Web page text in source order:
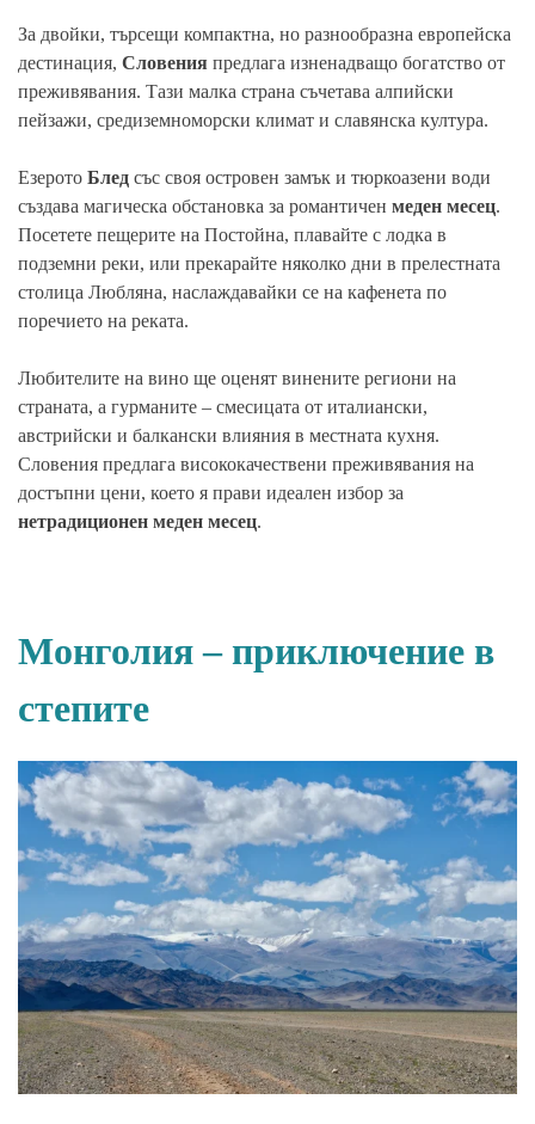
За двойки, търсещи компактна, но разнообразна европейска
дестинация, Словения предлага изненадващо богатство от
преживявания. Тази малка страна съчетава алпийски
пейзажи, средиземноморски климат и славянска култура.
Езерото Блед със своя островен замък и тюркоазени води
създава магическа обстановка за романтичен меден месец.
Посетете пещерите на Постойна, плавайте с лодка в
подземни реки, или прекарайте няколко дни в прелестната
столица Любляна, наслаждавайки се на кафенета по
поречието на реката.
Любителите на вино ще оценят винените региони на
страната, а гурманите – смесицата от италиански,
австрийски и балкански влияния в местната кухня.
Словения предлага висококачествени преживявания на
достъпни цени, което я прави идеален избор за
нетрадиционен меден месец.
Монголия – приключение в
степите